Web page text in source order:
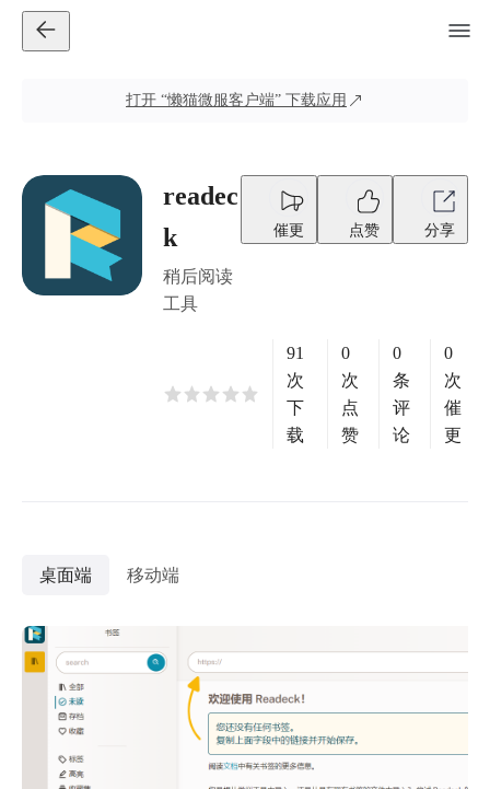
打开 “懒猫微服客户端” 下载应用
readec
k
稍后阅读
工具
催更 点赞 分享
91
次
下
载
0
次
点
赞
0
条
评
论
0
次
催
更
桌面端 移动端